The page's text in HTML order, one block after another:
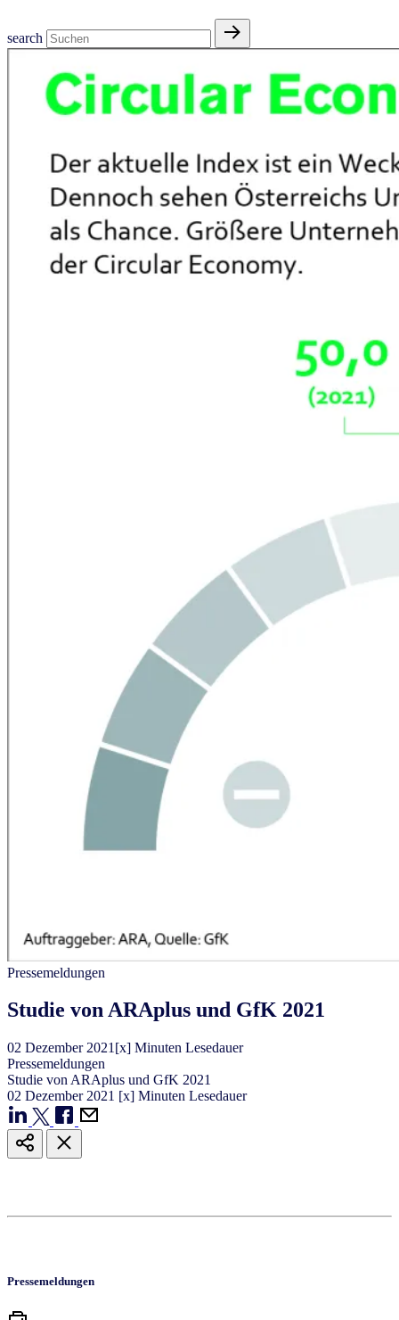
search
Pressemeldungen
Studie von ARAplus und GfK 2021
02 Dezember 2021 [x] Minuten Lesedauer
Pressemeldungen
Studie von ARAplus und GfK 2021
02 Dezember 2021 [x] Minuten Lesedauer
Pressemeldungen